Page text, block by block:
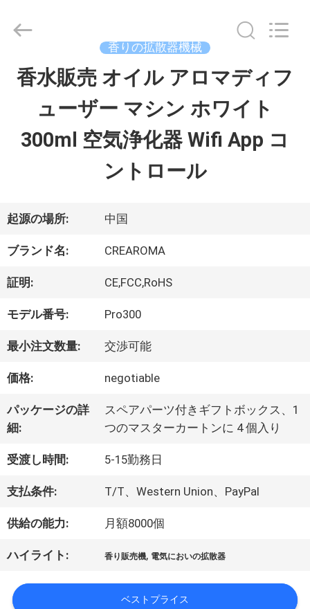
家
ク
ト
ビ
デ
オ
VR
シ
ョ
ー
私
達
Water
Meter
Online
Reserved.
Developed
香りの拡散器機械
香水販売 オイル アロマディフ
ューザー マシン ホワイト
300ml 空気浄化器 Wifi App コ
ントロール
起源の場所: 中国
ブランド名: CREAROMA
証明: CE,FCC,RoHS
モデル番号: Pro300
最小注文数量: 交渉可能
価格: negotiable
パッケージの詳
細:
スペアパーツ付きギフトボックス、1
つのマスターカートンに 4 個入り
受渡し時間: 5-15勤務日
支払条件: T/T、Western Union、PayPal
供給の能力: 月額8000個
ハイライト: 香り販売機, 電気においの拡散器
ベストプライス